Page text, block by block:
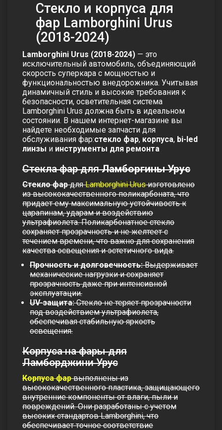
Стекло и корпуса для
фар Lamborghini Urus
(2018-2024)
Lamborghini Urus (2018-2024) — это
исключительный автомобиль, объединяющий
скорость суперкара с мощностью и
функциональностью внедорожника. Учитывая
динамичный стиль и высокие требования к
безопасности, осветительная система
Lamborghini Urus должна быть в идеальном
состоянии. В нашем интернет-магазине вы
найдете необходимые запчасти для
обслуживания фар:стекло фар, корпуса, bi-led
линзы и инструменты для ремонта
Стекла фар дляЛамборгины Урус
Стекло фардляLamborghini Urusизготовлено
из высококачественного поликарбоната, что
придает ему максимальную устойчивость к
царапинам, ударам и воздействию
ультрафиолета. Поликарбонатное стекло
сохраняет прозрачность и не желтеет с
течением времени, что важно для сохранения
качества освещения и эстетичного вида.
Прочность и долговечность:Выдерживает
механические нагрузки и сохраняет
прозрачность даже при интенсивной
эксплуатации.
UV-защита:Стекло не теряет прозрачности
под воздействием ультрафиолета,
обеспечивая стабильную яркость
освещения.
Корпуса на фары для
Ламборджини Урус
Корпуса фарвыполнены из
высококачественного пластика, защищающего
внутренние компоненты от влаги, пыли и
повреждений. Они разработаны с учетом
высоких стандартов Lamborghini, что
обеспечивает точное соответствие